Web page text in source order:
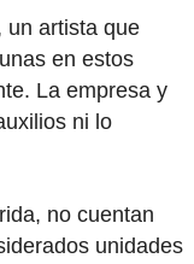
un artista que
en estos
La empresa y
ni lo
no cuentan
unidades